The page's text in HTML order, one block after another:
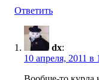
Ответить
dx:
10 апреля, 2011 в